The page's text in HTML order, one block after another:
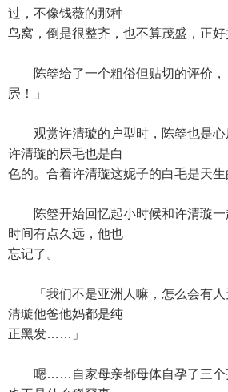
过，不像钱薇的那种
鸟窝，倒是很整齐，也不算茂盛，正好
陈箜给了一个粗俗但贴切的评价，
屄！」
观赏许清璇的户型时，陈箜也是心
许清璇的屄毛也是白
色的。合着许清璇这妮子的白毛是天生
陈箜开始回忆起小时候和许清璇一
时间有点久远，他也
忘记了。
「我们不是亚洲人嘛，怎么会有人
清璇他爸他妈都是纯
正黑发……」
嗯……自家母亲都母体自孕了三个